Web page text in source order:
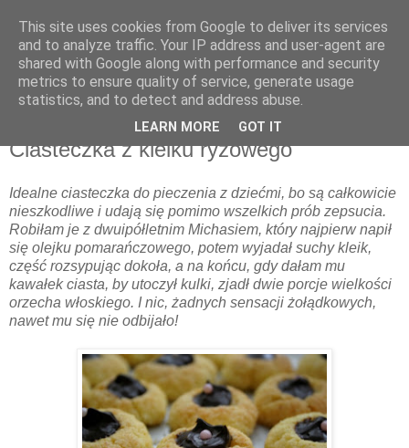
piątek, 8 stycznia 2010
Ciasteczka z kleiku ryżowego
Idealne ciasteczka do pieczenia z dziećmi, bo są całkowicie
nieszkodliwe i udają się pomimo wszelkich prób zepsucia.
Robiłam je z dwuipółletnim Michasiem, który najpierw napił
się olejku pomarańczowego, potem wyjadał suchy kleik,
część rozsypując dokoła, a na końcu, gdy dałam mu
kawałek ciasta, by utoczył kulki, zjadł dwie porcje wielkości
orzecha włoskiego. I nic, żadnych sensacji żołądkowych,
nawet mu się nie odbijało!
This site uses cookies from Google to deliver its services
and to analyze traffic. Your IP address and user-agent are
shared with Google along with performance and security
metrics to ensure quality of service, generate usage
statistics, and to detect and address abuse.
LEARN MORE GOT IT